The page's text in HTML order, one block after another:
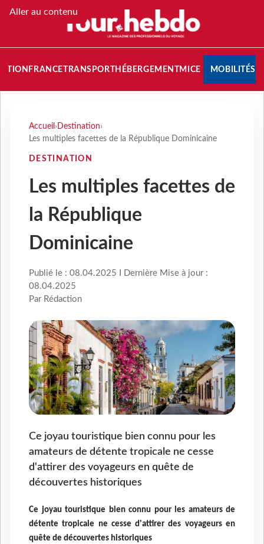
Aller au contenu
FRANCETRANSPORT HÉBERGEMENTMICE MOBILITÉS
Accueil › Destination›
Les multiples facettes de la République Dominicaine
DESTINATION
Les multiples facettes de
la République
Dominicaine
Publié le : 08.04.2025 I Dernière Mise à jour :
08.04.2025
Par Rédaction
Ce joyau touristique bien connu pour les
amateurs de détente tropicale ne cesse
d'attirer des voyageurs en quête de
découvertes historiques
Ce joyau touristique bien connu pour les amateurs de
détente tropicale ne cesse d'attirer des voyageurs en
quête de découvertes historiques